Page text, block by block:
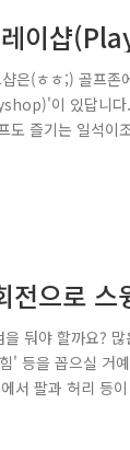
이샵
은(ㅎㅎ;) 골프존
이 있답니
즐기는 일석이
를 다녀온 골프
후기를 비교해
으로 스
둬야 할까요?
등을 꼽으실 거
서 팔과 허리 등
로 '어깨'지요.
도 계실 거에요.